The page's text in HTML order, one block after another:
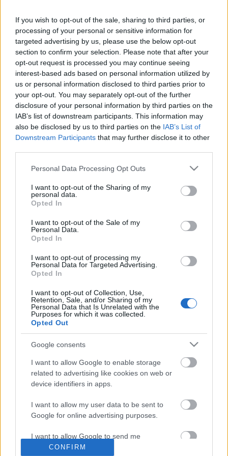
If you wish to opt-out of the sale, sharing to third parties, or
processing of your personal or sensitive information for
targeted advertising by us, please use the below opt-out
section to confirm your selection. Please note that after your
opt-out request is processed you may continue seeing
interest-based ads based on personal information utilized by
us or personal information disclosed to third parties prior to
your opt-out. You may separately opt-out of the further
disclosure of your personal information by third parties on the
IAB’s list of downstream participants. This information may
also be disclosed by us to third parties on the IAB’s List of
Downstream Participants that may further disclose it to other
Please note that this website/app uses one or more Google
not limited to your visit or usage behaviour. You may click to
grant or deny consent to Google and its third-party tags to
use your data for below specified purposes in below Google
consent section.
Personal Data Processing Opt Outs
I want to opt-out of the Sharing of my
personal data.
Opted In
I want to opt-out of the Sale of my
Personal Data.
Opted In
I want to opt-out of processing my
Personal Data for Targeted Advertising.
Opted In
I want to opt-out of Collection, Use,
Retention, Sale, and/or Sharing of my
Personal Data that Is Unrelated with the
Purposes for which it was collected.
Opted Out
Google consents
I want to allow Google to enable storage
related to advertising like cookies on web or
device identifiers in apps.
I want to allow my user data to be sent to
Google for online advertising purposes.
I want to allow Google to send me
personalized advertising.
CONFIRM
Modell lesz a kis Beckham-ből?
HeStyle•2014. április 01.
Drop The Boy!David Beckham fia, Brooklyn túl van
élete első címlapfotózásán, mely a Man About Town
magazin legújabb számához készült. A 15 éves
Beckham palánta a fotókon többek között a Ralph
Lauren, a Saint Laurent és a Supreme kollekcióiból
visel összeállításokat,…
Topman kampány - 2013 tavasz/nyár
Három fotó érkezett a népszerű brit fast-fashion
márka, a Topman legújabb, 2013-as tavaszi/nyári
kollekcióját népszerűsítő kampányból. A fotókat
Alasdair McLellan készítette és Malcolm De Rutier
valamint Race Imboden modellek szerepelnek rajta.
Az igazat megvallva egyáltalán…
Louis Vuitton kampány - 2013
tavasz/nyár
•2013. január 24.
Jacey Elthalion modell szerepel a Louis Vuitton
frissen megjelent, 2013-as tavaszi/nyári kollekcióját
népszerűsítő kampányban, melyet Alasdair
McLellan fotózott. A kampányban a modell,
eleganciával rendelkező magányos tengerész viseli
Calvin Klein White Label kampány -